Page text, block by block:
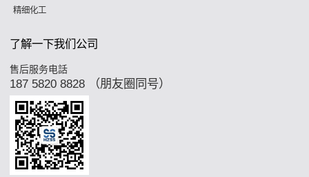
精细化工
了解一下我们公司
售后服务电話
187 5820 8828 （朋友圈同号）